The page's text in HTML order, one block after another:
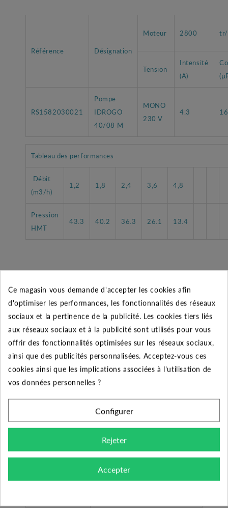
Référence Désignation
Moteur 2800
Tension
Intensité
(A)
RS1582030021
Pompe
IDROGO
40/08 M
MONO
230 V
4.3 16
Tableau des performances
Débit
(m3/h)
1,2 1,8 2,4 3,6 4,8
Pression
HMT
43.3 40.2 36.3 26.1 13.4
Utilisateurs
Domestique et
Professionnel
Désignation
IDROGO M 40/08 - EBARA
- Pompe de puits
Fabricant
2 ans
Diamètre de
1"1/4 (33/42)
Type liquide
Liquides propres, sans corps
solides ou abrasifs, non
Ce magasin vous demande d'accepter les cookies afin
d'optimiser les performances, les fonctionnalités des réseaux
sociaux et la pertinence de la publicité. Les cookies tiers liés
aux réseaux sociaux et à la publicité sont utilisés pour vous
offrir des fonctionnalités optimisées sur les réseaux sociaux,
ainsi que des publicités personnalisées. Acceptez-vous ces
cookies ainsi que les implications associées à l'utilisation de
vos données personnelles ?
Configurer
Rejeter
Accepter